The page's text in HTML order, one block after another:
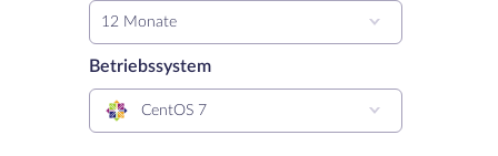
12 Monate
Betriebssystem
CentOS 7